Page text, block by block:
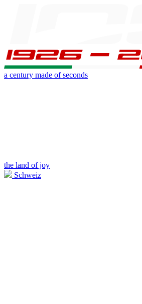
a century made of seconds
the land of joy
Schweiz